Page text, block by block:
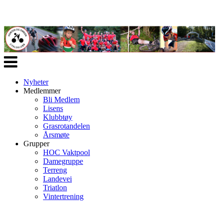
Veksle
navigasjon
Nyheter
Medlemmer
Bli Medlem
Lisens
Klubbtøy
Grasrotandelen
Årsmøte
Grupper
HOC Vaktpool
Damegruppe
Terreng
Landevei
Triatlon
Vintertrening